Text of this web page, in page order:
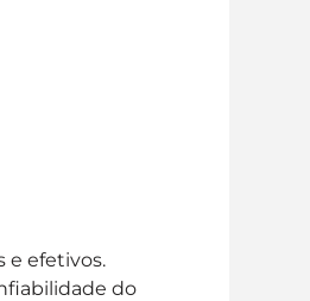
e efetivos.
do